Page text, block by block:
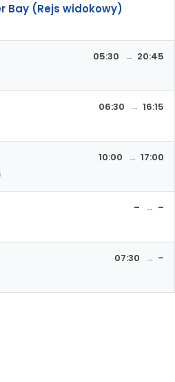
Bay (Rejs widokowy)
05:30 20:45
06:30 16:15
10:00 17:00
– –
07:30 –